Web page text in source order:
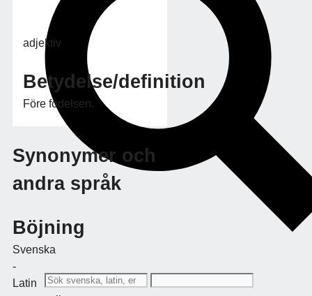
adjektiv
Betydelse/definition
Före födelsen.
Synonymer och
andra språk
Böjning
Svenska
-
Latin